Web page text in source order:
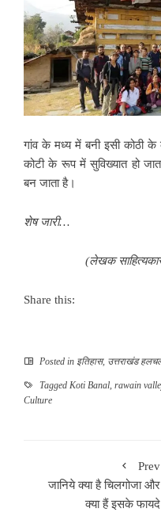
गांव के मध्य में बनी इसी कोठी
कोटी के रूप में सुविख्यात हो
बन जाता है।
शेष जारी…
(लेखक
Share this:
Posted in इतिहास, उत्तराखंड
Tagged Koti Banal, rawain
Culture
Prev
जानिये क्या है चिलगोजा और
क्या हैं इसके फायदे